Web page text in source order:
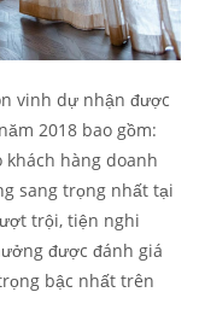
vinh dự nhận được
2018 bao gồm:
khách hàng doanh
sang trọng nhất tại
trội, tiện nghi
được đánh giá
bậc nhất trên